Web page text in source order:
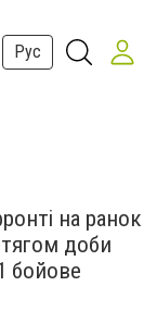
Рус
на ранок
доби
бойове